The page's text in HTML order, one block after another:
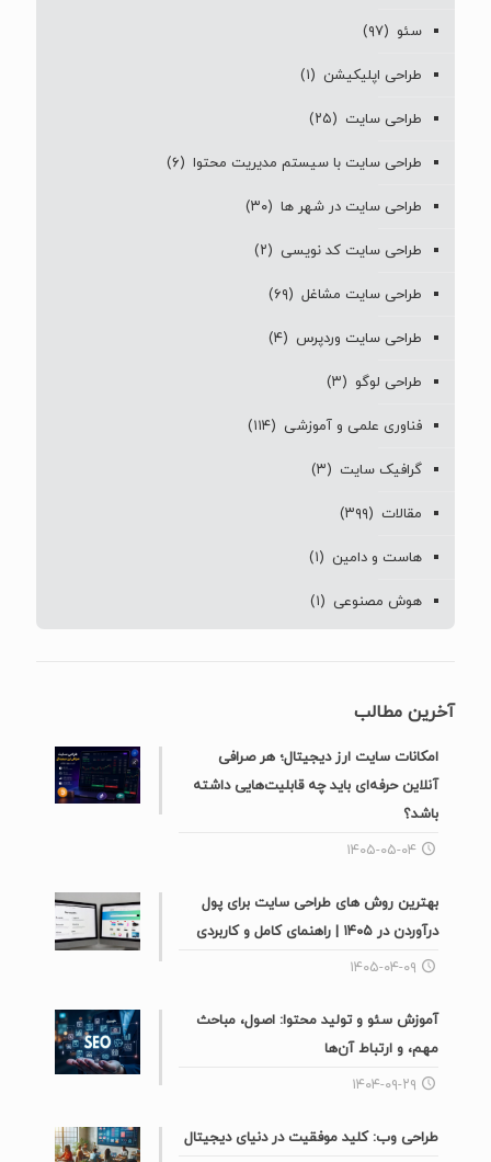
سئو (۹۷)
طراحی اپلیکیشن (۱)
طراحی سایت (۲۵)
طراحی سایت با سیستم مدیریت محتوا (۶)
طراحی سایت در شهر ها (۳۰)
طراحی سایت کد نویسی (۲)
طراحی سایت مشاغل (۶۹)
طراحی سایت وردپرس (۴)
طراحی لوگو (۳)
فناوری علمی و آموزشی (۱۱۴)
گرافیک سایت (۳)
مقالات (۳۹۹)
هاست و دامین (۱)
هوش مصنوعی (۱)
آخرین مطالب
امکانات سایت ارز دیجیتال؛ هر صرافی
آنلاین حرفه‌ای باید چه قابلیت‌هایی داشته
باشد؟
۱۴۰۵-۰۵-۰۴
بهترین روش های طراحی سایت برای پول
درآوردن در ۱۴۰۵ | راهنمای کامل و کاربردی
۱۴۰۵-۰۴-۰۹
آموزش سئو و تولید محتوا: اصول، مباحث
مهم، و ارتباط آن‌ها
۱۴۰۴-۰۹-۲۹
طراحی وب: کلید موفقیت در دنیای دیجیتال